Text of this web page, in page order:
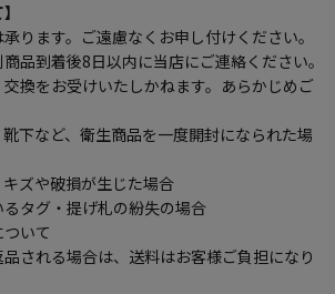
ります。ご遠慮なくお申し付けください。
品到着後8日以内に当店にご連絡ください。
換をお受けいたしかねます。あらかじめご
下など、衛生商品を一度開封になられた場
ズや破損が生じた場合
タグ・提げ札の紛失の場合
いて
される場合は、送料はお客様ご負担になり